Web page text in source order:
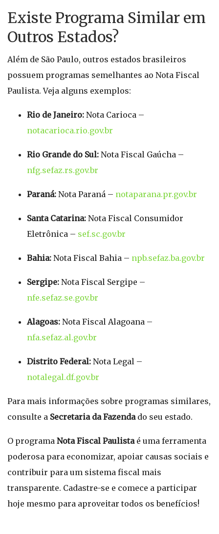
Existe Programa Similar em
Outros Estados?
Além de São Paulo, outros estados brasileiros
possuem programas semelhantes ao Nota Fiscal
Paulista. Veja alguns exemplos:
Rio de Janeiro: Nota Carioca –
notacarioca.rio.gov.br
Rio Grande do Sul: Nota Fiscal Gaúcha –
nfg.sefaz.rs.gov.br
Paraná: Nota Paraná – notaparana.pr.gov.br
Santa Catarina: Nota Fiscal Consumidor
Eletrônica – sef.sc.gov.br
Bahia: Nota Fiscal Bahia – npb.sefaz.ba.gov.br
Sergipe: Nota Fiscal Sergipe –
nfe.sefaz.se.gov.br
Alagoas: Nota Fiscal Alagoana –
nfa.sefaz.al.gov.br
Distrito Federal: Nota Legal –
notalegal.df.gov.br
Para mais informações sobre programas similares,
consulte a Secretaria da Fazendado seu estado.
O programa Nota Fiscal Paulistaé uma ferramenta
poderosa para economizar, apoiar causas sociais e
contribuir para um sistema fiscal mais
transparente. Cadastre-se e comece a participar
hoje mesmo para aproveitar todos os benefícios!